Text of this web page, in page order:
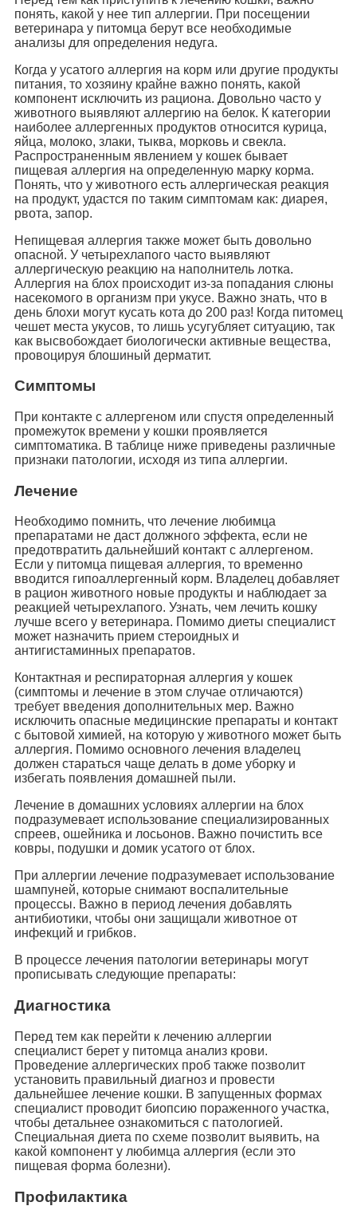
понять, какой у нее тип аллергии. При посещении
ветеринара у питомца берут все необходимые
анализы для определения недуга.
Когда у усатого аллергия на корм или другие продукты
питания, то хозяину крайне важно понять, какой
компонент исключить из рациона. Довольно часто у
животного выявляют аллергию на белок. К категории
наиболее аллергенных продуктов относится курица,
яйца, молоко, злаки, тыква, морковь и свекла.
Распространенным явлением у кошек бывает
пищевая аллергия на определенную марку корма.
Понять, что у животного есть аллергическая реакция
на продукт, удастся по таким симптомам как: диарея,
рвота, запор.
Непищевая аллергия также может быть довольно
опасной. У четырехлапого часто выявляют
аллергическую реакцию на наполнитель лотка.
Аллергия на блох происходит из-за попадания слюны
насекомого в организм при укусе. Важно знать, что в
день блохи могут кусать кота до 200 раз! Когда питомец
чешет места укусов, то лишь усугубляет ситуацию, так
как высвобождает биологически активные вещества,
провоцируя блошиный дерматит.
Симптомы
При контакте с аллергеном или спустя определенный
промежуток времени у кошки проявляется
симптоматика. В таблице ниже приведены различные
признаки патологии, исходя из типа аллергии.
Лечение
Необходимо помнить, что лечение любимца
препаратами не даст должного эффекта, если не
предотвратить дальнейший контакт с аллергеном.
Если у питомца пищевая аллергия, то временно
вводится гипоаллергенный корм. Владелец добавляет
в рацион животного новые продукты и наблюдает за
реакцией четырехлапого. Узнать, чем лечить кошку
лучше всего у ветеринара. Помимо диеты специалист
может назначить прием стероидных и
антигистаминных препаратов.
Контактная и респираторная аллергия у кошек
(симптомы и лечение в этом случае отличаются)
требует введения дополнительных мер. Важно
исключить опасные медицинские препараты и контакт
с бытовой химией, на которую у животного может быть
аллергия. Помимо основного лечения владелец
должен стараться чаще делать в доме уборку и
избегать появления домашней пыли.
Лечение в домашних условиях аллергии на блох
подразумевает использование специализированных
спреев, ошейника и лосьонов. Важно почистить все
ковры, подушки и домик усатого от блох.
При аллергии лечение подразумевает использование
шампуней, которые снимают воспалительные
процессы. Важно в период лечения добавлять
антибиотики, чтобы они защищали животное от
инфекций и грибков.
В процессе лечения патологии ветеринары могут
прописывать следующие препараты:
Диагностика
Перед тем как перейти к лечению аллергии
специалист берет у питомца анализ крови.
Проведение аллергических проб также позволит
установить правильный диагноз и провести
дальнейшее лечение кошки. В запущенных формах
специалист проводит биопсию пораженного участка,
чтобы детальнее ознакомиться с патологией.
Специальная диета по схеме позволит выявить, на
какой компонент у любимца аллергия (если это
пищевая форма болезни).
Профилактика